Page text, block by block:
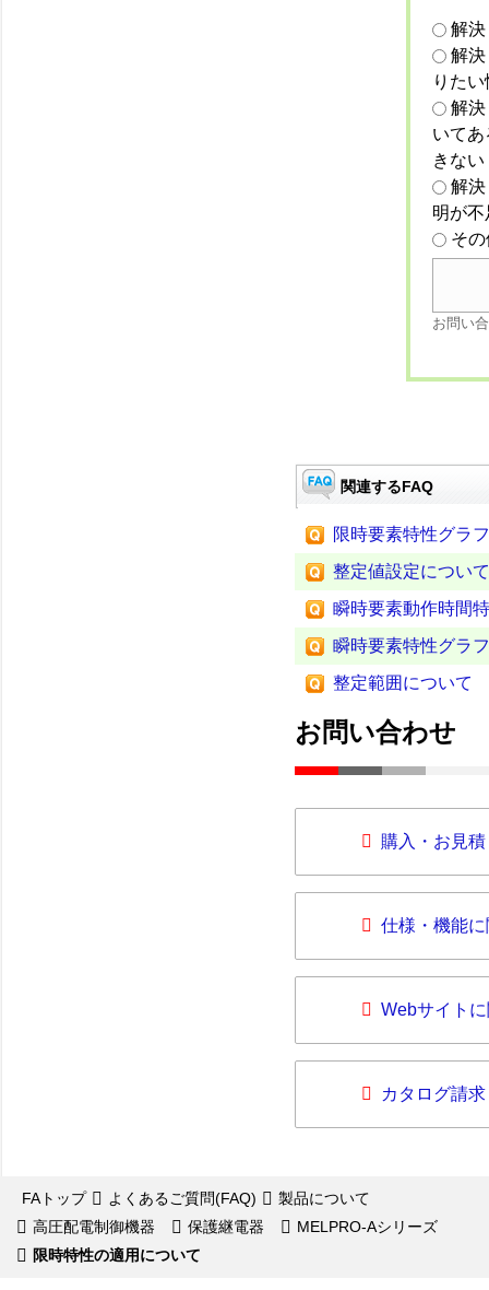
解
解
りた
解
いて
きない
解
明が
そ
お問い
関連するFAQ
限時要素特性グラ
整定値設定について
瞬時要素動作時間
瞬時要素特性グラ
整定範囲について
お問い合わせ
購入・お見
仕様・機能
Webサイト
カタログ請求
FAトップ よくあるご質問(FAQ)
製品について
高圧配電制御機器
保護継電器
MELPRO-Aシリーズ
限時特性の適用について